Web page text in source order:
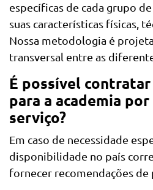
específicas de cada grupo
suas características físicas,
Nossa metodologia é
transversal entre as
É possível
para a academia
serviço?
Em caso de necessidade
disponibilidade no país
fornecer recomendações de